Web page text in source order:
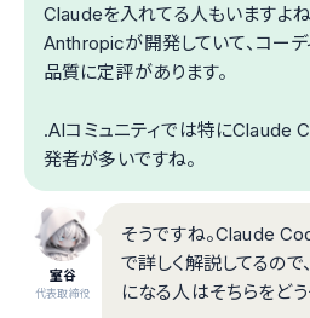
Claudeを入れてる人もいますよ
Anthropicが開発していて、コーデ
品質に定評があります。
.AIコミュニティでは特にClaude
発者が多いですね。
室谷
代表取締役
そうですね。Claude
で詳しく解説してるの
になる人はそちらをどう